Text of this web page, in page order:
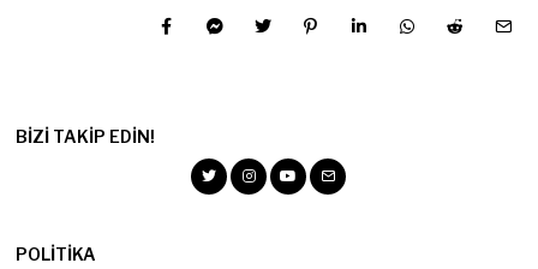
BIZI TAKIP EDIN!
POLITIKA